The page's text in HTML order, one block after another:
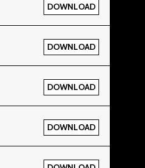
DOWNLOAD
DOWNLOAD
DOWNLOAD
DOWNLOAD